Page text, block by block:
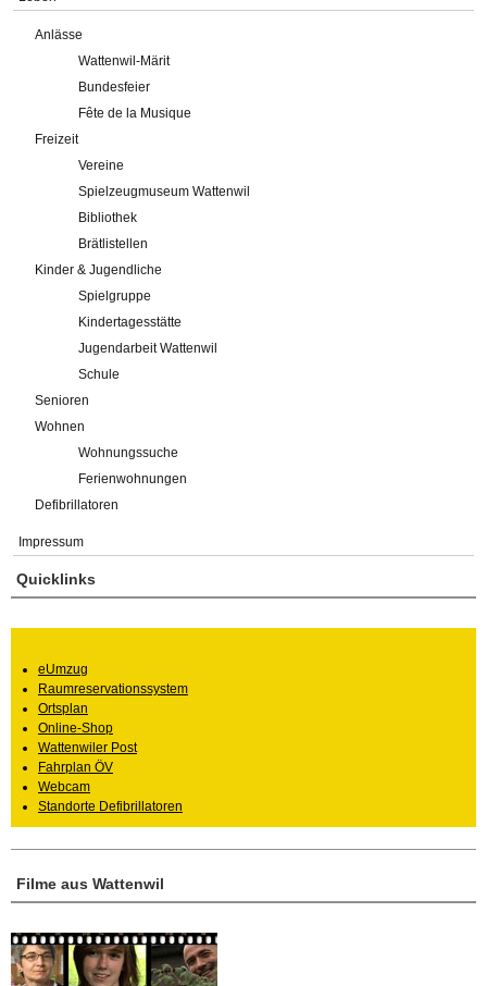
Anlässe
Wattenwil-Märit
Bundesfeier
Fête de la Musique
Freizeit
Vereine
Spielzeugmuseum Wattenwil
Bibliothek
Brätlistellen
Kinder & Jugendliche
Spielgruppe
Kindertagesstätte
Jugendarbeit Wattenwil
Schule
Senioren
Wohnen
Wohnungssuche
Ferienwohnungen
Defibrillatoren
Impressum
Filme aus Wattenwil
Quicklinks
eUmzug
Raumreservationssystem
Ortsplan
Online-Shop
Wattenwiler Post
Fahrplan ÖV
Webcam
Standorte Defibrillatoren